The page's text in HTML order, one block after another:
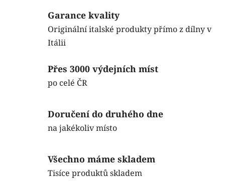
Garance kvality
Originální italské produkty přímo z dílny v
Itálii
Přes 3000 výdejních míst
po celé ČR
Doručení do druhého dne
na jakékoliv místo
Všechno máme skladem
Tisíce produktů skladem